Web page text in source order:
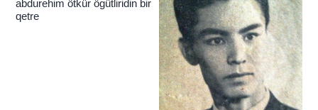
abdurehim ötkür ögütliridin bir
qetre